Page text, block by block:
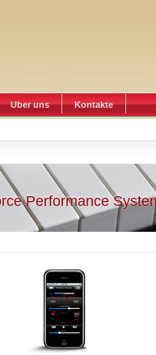
Uber uns Kontakte
Performance